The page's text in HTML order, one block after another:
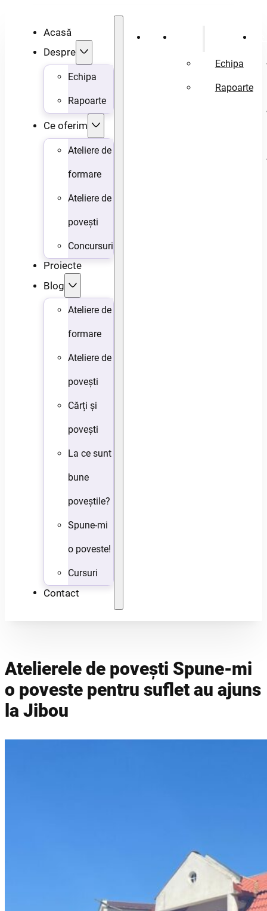
Acasă
Despre
Echipa
Rapoarte
Ce oferim
Ateliere de
formare
Ateliere de
povești
Concursuri
Proiecte
Blog
Ateliere de
formare
Ateliere de
povești
Cărți și
povești
La ce sunt
bune
poveștile?
Spune-mi
o poveste!
Cursuri
Contact
Acasă
Echipa
Rapoarte
Atelierele de povești Spune-mi
o poveste pentru suflet au ajuns
la Jibou